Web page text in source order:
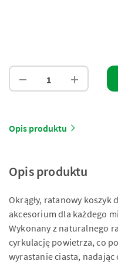
Opis produktu
Opis produktu
Okrągły, ratanowy koszyk
akcesorium dla każdego
Wykonany z naturalnego
cyrkulację powietrza, co
wyrastanie ciasta,